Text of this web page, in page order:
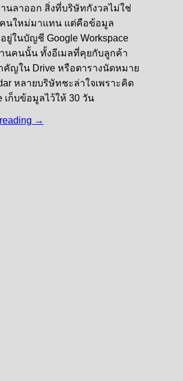
นลาออก สิ่งที่บริษัทกังวลไม่ใช่
นใหม่มาแทน แต่คือข้อมูล
ยู่ในบัญชี Google Workspace
นคนนั้น ทั้งอีเมลที่คุยกับลูกค้า
คัญใน Drive หรือตารางนัดหมาย
หลายบริษัทชะล่าใจเพราะคิด
เก็บข้อมูลไว้ให้ 30 วัน
→